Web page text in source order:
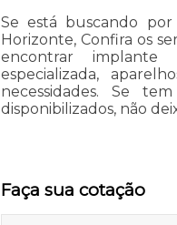
Se está buscando
Horizonte, Confira os
encontrar implante
especializada,
necessidades. Se
disponibilizados, não
Faça sua cotação